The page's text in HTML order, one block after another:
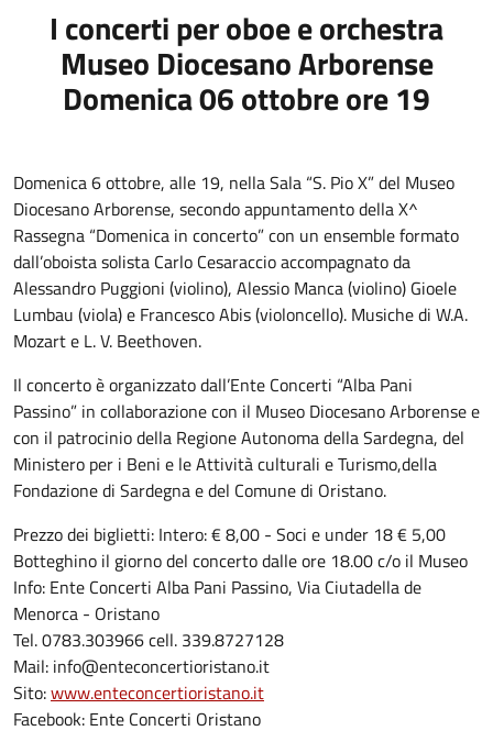
I concerti per oboe e orchestra
Museo Diocesano Arborense
Domenica 06 ottobre ore 19
Domenica 6 ottobre, alle 19, nella Sala “S. Pio X” del Museo
Diocesano Arborense, secondo appuntamento della X^
Rassegna “Domenica in concerto” con un ensemble formato
dall’oboista solista Carlo Cesaraccio accompagnato da
Alessandro Puggioni (violino), Alessio Manca (violino) Gioele
Lumbau (viola) e Francesco Abis (violoncello). Musiche di W.A.
Mozart e L. V. Beethoven.
Il concerto è organizzato dall’Ente Concerti “Alba Pani
Passino” in collaborazione con il Museo Diocesano Arborense e
con il patrocinio della Regione Autonoma della Sardegna, del
Ministero per i Beni e le Attività culturali e Turismo,della
Fondazione di Sardegna e del Comune di Oristano.
Prezzo dei biglietti: Intero: € 8,00 - Soci e under 18 € 5,00
Botteghino il giorno del concerto dalle ore 18.00 c/o il Museo
Info: Ente Concerti Alba Pani Passino, Via Ciutadella de
Menorca - Oristano
Tel. 0783.303966 cell. 339.8727128
Mail: info@enteconcertioristano.it
Sito:www.enteconcertioristano.it
Facebook: Ente Concerti Oristano